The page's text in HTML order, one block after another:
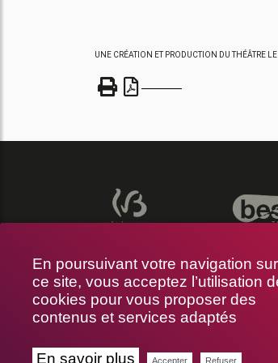
En poursuivant votre navigation sur
ce site, vous acceptez l’utilisation
cookies pour vous proposer des
contenus et services adaptés
En savoir plus Accepter Refuser
UNE CRÉATION ET PRODUCTION DU THÉÂTRE